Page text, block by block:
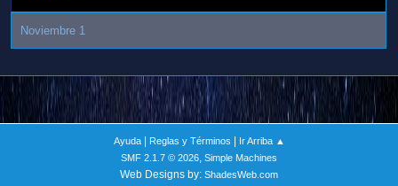
Noviembre 1
Ayuda| Reglas y Términos
Ir Arriba ▲
SMF 2.1.7 © 2026, Simple Machines
Web Designs by: ShadesWeb.com